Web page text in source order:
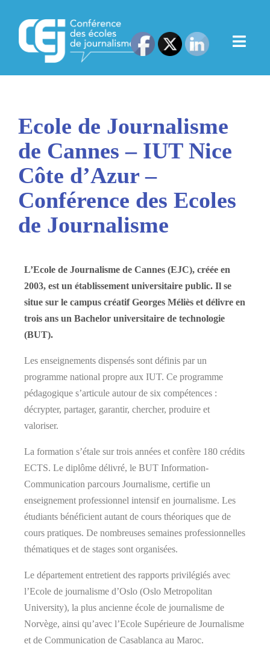
Ecole de Journalisme
de Cannes – IUT Nice
Côte d’Azur –
Conférence des Ecoles
de Journalisme
L’Ecole de Journalisme de Cannes (EJC), créée en
2003, est un établissement universitaire public. Il se
situe sur le campus créatifGeorges Méliès et délivre en
trois ans un Bachelor universitaire de technologie
(BUT).
Les enseignements dispensés sont définis par un
programme national propre aux IUT. Ce programme
pédagogique s’articule autour de six compétences :
décrypter, partager, garantir, chercher, produire et
valoriser.
La formation s’étale sur trois années et confère 180 crédits
ECTS. Le diplôme délivré, le BUT Information-
Communication parcours Journalisme, certifie un
enseignement professionnel intensif en journalisme. Les
étudiants bénéficient autant de cours théoriques que de
cours pratiques. De nombreuses semaines professionnelles
thématiques et de stages sont organisées.
Le département entretient des rapports privilégiés avec
l’Ecole de journalisme d’Oslo (Oslo Metropolitan
University), la plus ancienne école de journalisme de
Norvège, ainsi qu’avec l’Ecole Supérieure de Journalisme
et de Communication de Casablanca au Maroc.